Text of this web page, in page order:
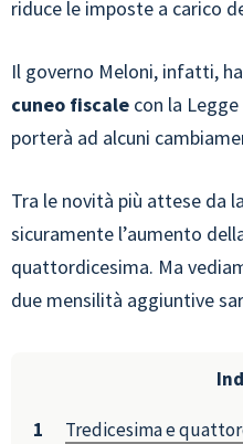
riduce le imposte a carico
Il governo Meloni, infatti, ha
cuneo fiscale con la
porterà ad alcuni
Tra le novità più attese da
sicuramente l’aumento
quattordicesima. Ma
due mensilità aggiuntive
Tredicesima e